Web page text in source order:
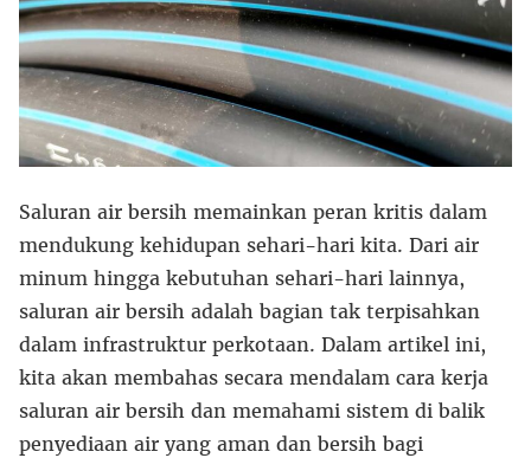
Saluran air bersih memainkan peran kritis dalam
mendukung kehidupan sehari-hari kita. Dari air
minum hingga kebutuhan sehari-hari lainnya,
saluran air bersih adalah bagian tak terpisahkan
dalam infrastruktur perkotaan. Dalam artikel ini,
kita akan membahas secara mendalam cara kerja
saluran air bersih dan memahami sistem di balik
penyediaan air yang aman dan bersih bagi